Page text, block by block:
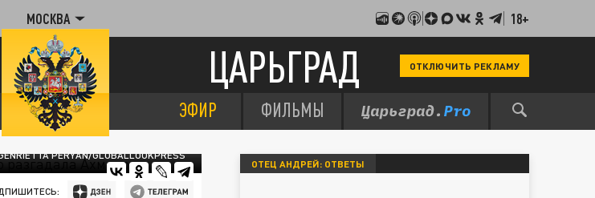
МОСКВА 18+
ЦАРЬГРАД ОТКЛЮЧИТЬ РЕКЛАМУ
ЭФИР ФИЛЬМЫ
PERYAN/GLOBALLOOKPRESS
ОТЕЦ АНДРЕЙ: ОТВЕТЫ